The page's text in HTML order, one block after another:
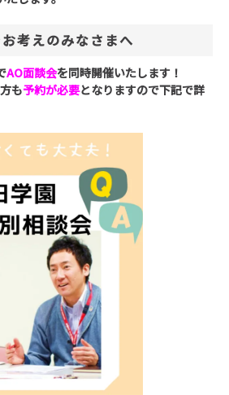
考えのみなさまへ
AO面談会を同時開催いたします！
も予約が必要となりますので下記で詳